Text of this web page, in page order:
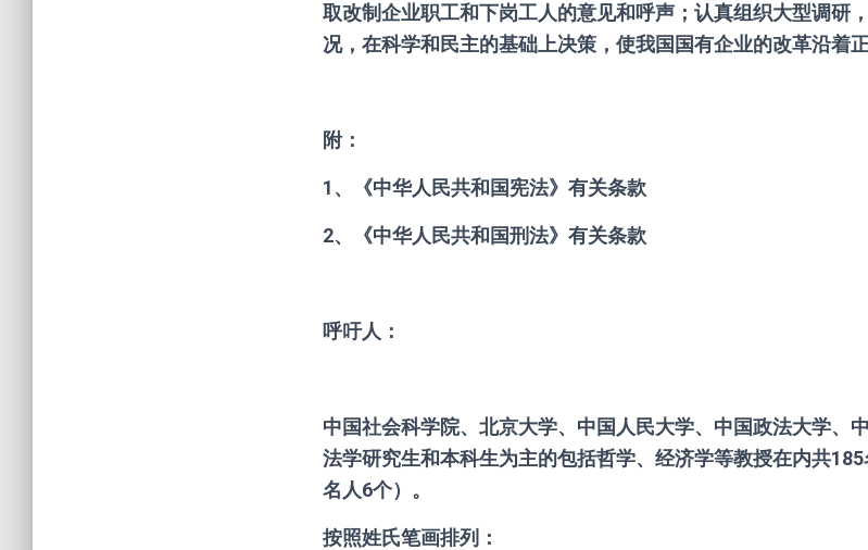
取改制企业职工和下岗工人的意见和呼声；认真组织大型调研
况，在科学和民主的基础上决策，使我国国有企业的改革沿着
附：
1、《中华人民共和国宪法》有关条款
2、《中华人民共和国刑法》有关条款
呼吁人：
中国社会科学院、北京大学、中国人民大学、中国政法大学、
法学研究生和本科生为主的包括哲学、经济学等教授在内共
名人6个）。
按照姓氏笔画排列：